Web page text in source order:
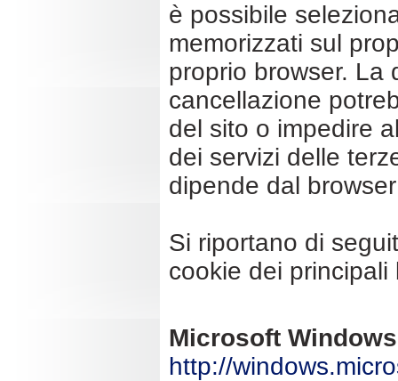
è possibile
memorizzati sul
proprio browser. La
cancellazione
del sito o impedire
dei servizi delle
dipende dal
Si riportano di
cookie dei
Microsoft
http://